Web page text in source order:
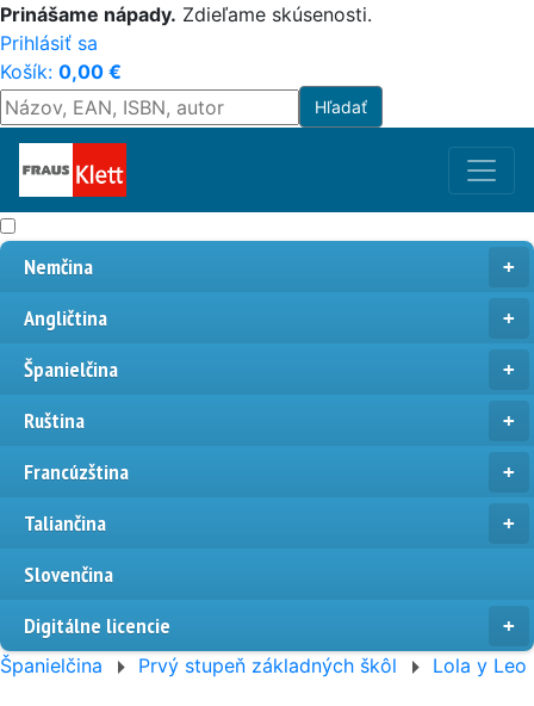
Prinášame nápady. Zdieľame skúsenosti.
Prihlásiť sa
Košík: 0,00 €
Nemčina
Angličtina
Španielčina
Ruština
Francúzština
Taliančina
Slovenčina
Digitálne licencie
Španielčina Prvý stupeň základných škôl Lola y Leo